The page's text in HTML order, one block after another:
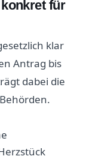
für
klar
Antrag bis
dabei die